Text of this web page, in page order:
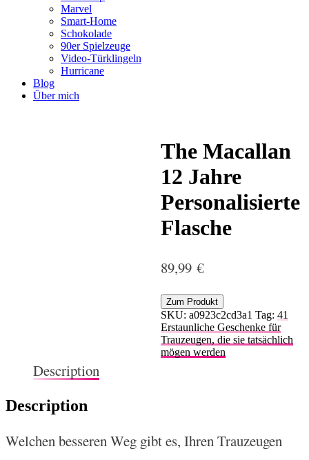
Marvel
Smart-Home
Schokolade
90er Spielzeuge
Video-Türklingeln
Hurricane
Blog
Über mich
The Macallan
12 Jahre
Personalisierte
Flasche
89,99 €
Zum Produkt
SKU: a0923c2cd3a1 Tag: 41
Erstaunliche Geschenke für
Trauzeugen, die sie tatsächlich
mögen werden
Description
Description
Welchen besseren Weg gibt es, Ihren Trauzeugen